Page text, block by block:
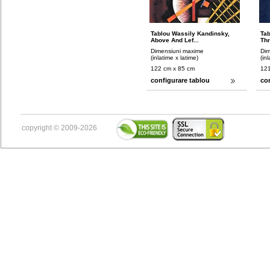
Tablou Wassily Kandinsky,
Above And Lef...
Dimensiuni maxime
(inlatime x latime)
122 cm x 85 cm
configurare tablou
copyright © 2009-2026